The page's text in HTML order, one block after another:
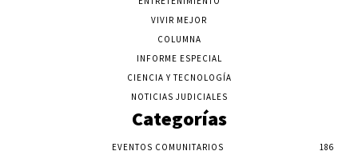
VIVIR MEJOR
COLUMNA
INFORME ESPECIAL
CIENCIA Y TECNOLOGÍA
NOTICIAS JUDICIALES
Categorías
EVENTOS COMUNITARIOS
186